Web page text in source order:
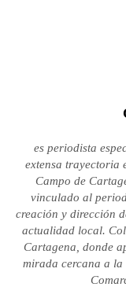
es periodista
extensa trayectoria
Campo de
vinculado al
creación y dirección
actualidad local.
Cartagena, donde
mirada cercana a